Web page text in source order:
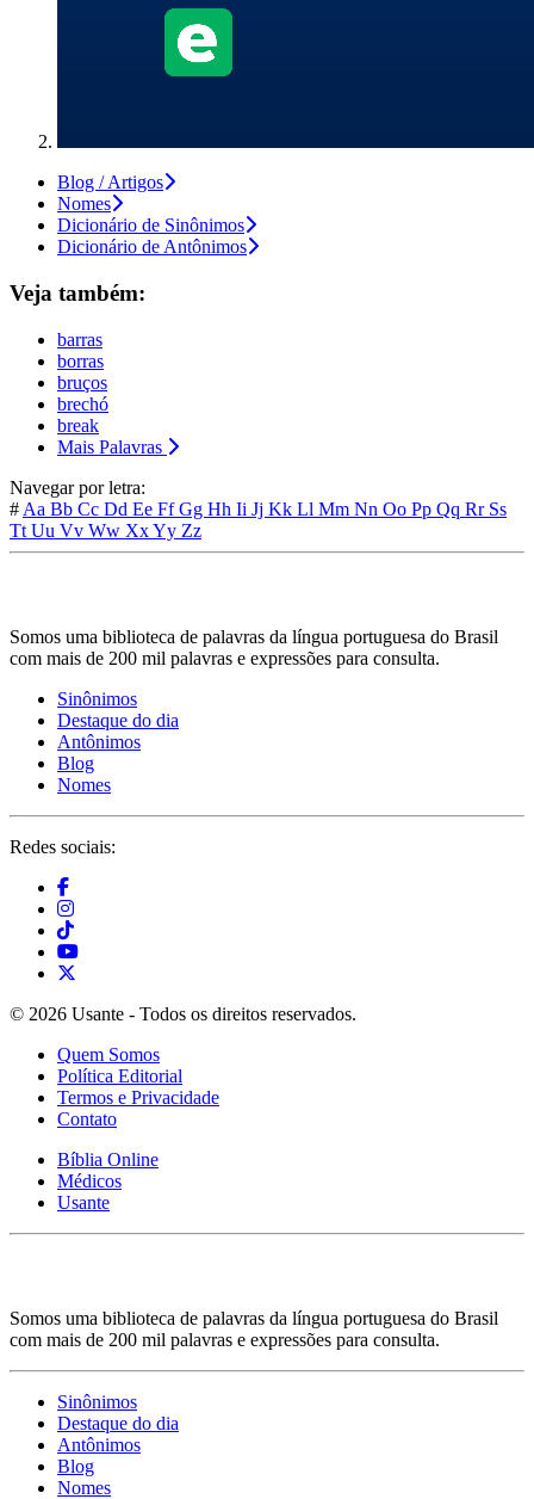
Blog / Artigos
Nomes
Dicionário de Sinônimos
Dicionário de Antônimos
Veja também:
barras
borras
bruços
brechó
break
Mais Palavras
Navegar por letra:
# Aa Bb Cc Dd Ee FfGg Hh Ii Jj Kk Ll Mm Nn Oo Pp Qq Rr Ss
Tt Uu Vv Ww XxYy Zz
Somos uma biblioteca de palavras da língua portuguesa do Brasil
com mais de 200 mil palavras e expressões para consulta.
Sinônimos
Destaque do dia
Antônimos
Blog
Nomes
Redes sociais:
© 2026 Usante - Todos os direitos reservados.
Quem Somos
Política Editorial
Termos e Privacidade
Contato
Bíblia Online
Médicos
Usante
Somos uma biblioteca de palavras da língua portuguesa do Brasil
com mais de 200 mil palavras e expressões para consulta.
Sinônimos
Destaque do dia
Antônimos
Blog
Nomes